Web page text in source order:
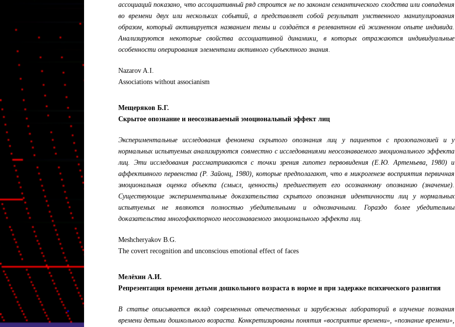
ассоциаций показано, что ассоциативный ряд строится не по законам семантического сходства или совпадения
во времени двух или нескольких событий, а представляет собой результат умственного манипулирования
образом, который активируется названием темы и создаётся в релевантном ей жизненном опыте индивида.
Анализируются некоторые свойства ассоциативной динамики, в которых отражаются индивидуальные
особенности оперирования элементами активного субъектного знания.
Nazarov A.I.
Associations without associanism
Мещеряков Б.Г.
Скрытое опознание и неосознаваемый эмоциональный эффект лиц
Экспериментальные исследования феномена скрытого опознания лиц у пациентов с прозопагнозией и у
нормальных испытуемых анализируются совместно с исследованиями неосознаваемого эмоционального эффекта
лиц. Эти исследования рассматриваются с точки зрения гипотез первовидения (Е.Ю. Артемьева, 1980) и
аффективного первенства (Р. Зайонц, 1980), которые предполагают, что в микрогенезе восприятия первичная
эмоциональная оценка объекта (смысл, ценность) предшествует его осознанному опознанию (значение).
Существующие экспериментальные доказательства скрытого опознания идентичности лиц у нормальных
испытуемых не являются полностью убедительными и однозначными. Гораздо более убедительны
доказательства многофакторного неосознаваемого эмоционального эффекта лиц.
Meshcheryakov B.G.
The covert recognition and unconscious emotional effect of faces
Мелёхин А.И.
Репрезентация времени детьми дошкольного возраста в норме и при задержке психического развития
В статье описывается вклад современных отечественных и зарубежных лабораторий в изучение познания
времени детьми дошкольного возраста. Конкретизированы понятия «восприятие времени», «познание времени»,